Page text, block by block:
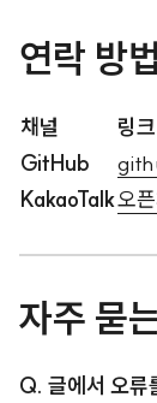
연락 방법
채널
링크
GitHub
KakaoTalk오
자주 묻
Q. 글에서 오류